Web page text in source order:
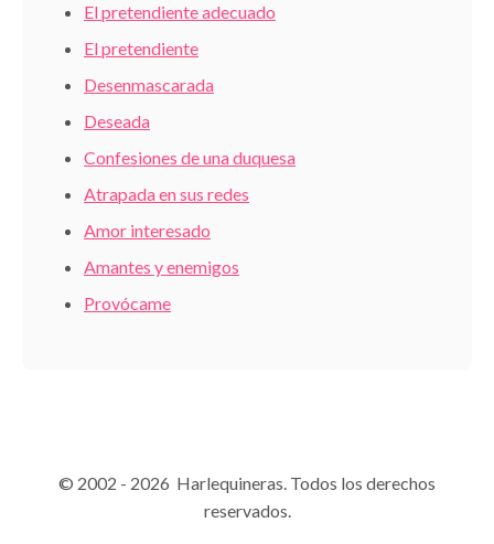
El pretendiente adecuado
El pretendiente
Desenmascarada
Deseada
Confesiones de una duquesa
Atrapada en sus redes
Amor interesado
Amantes y enemigos
Provócame
© 2002 - 2026 Harlequineras. Todos los derechos
reservados.